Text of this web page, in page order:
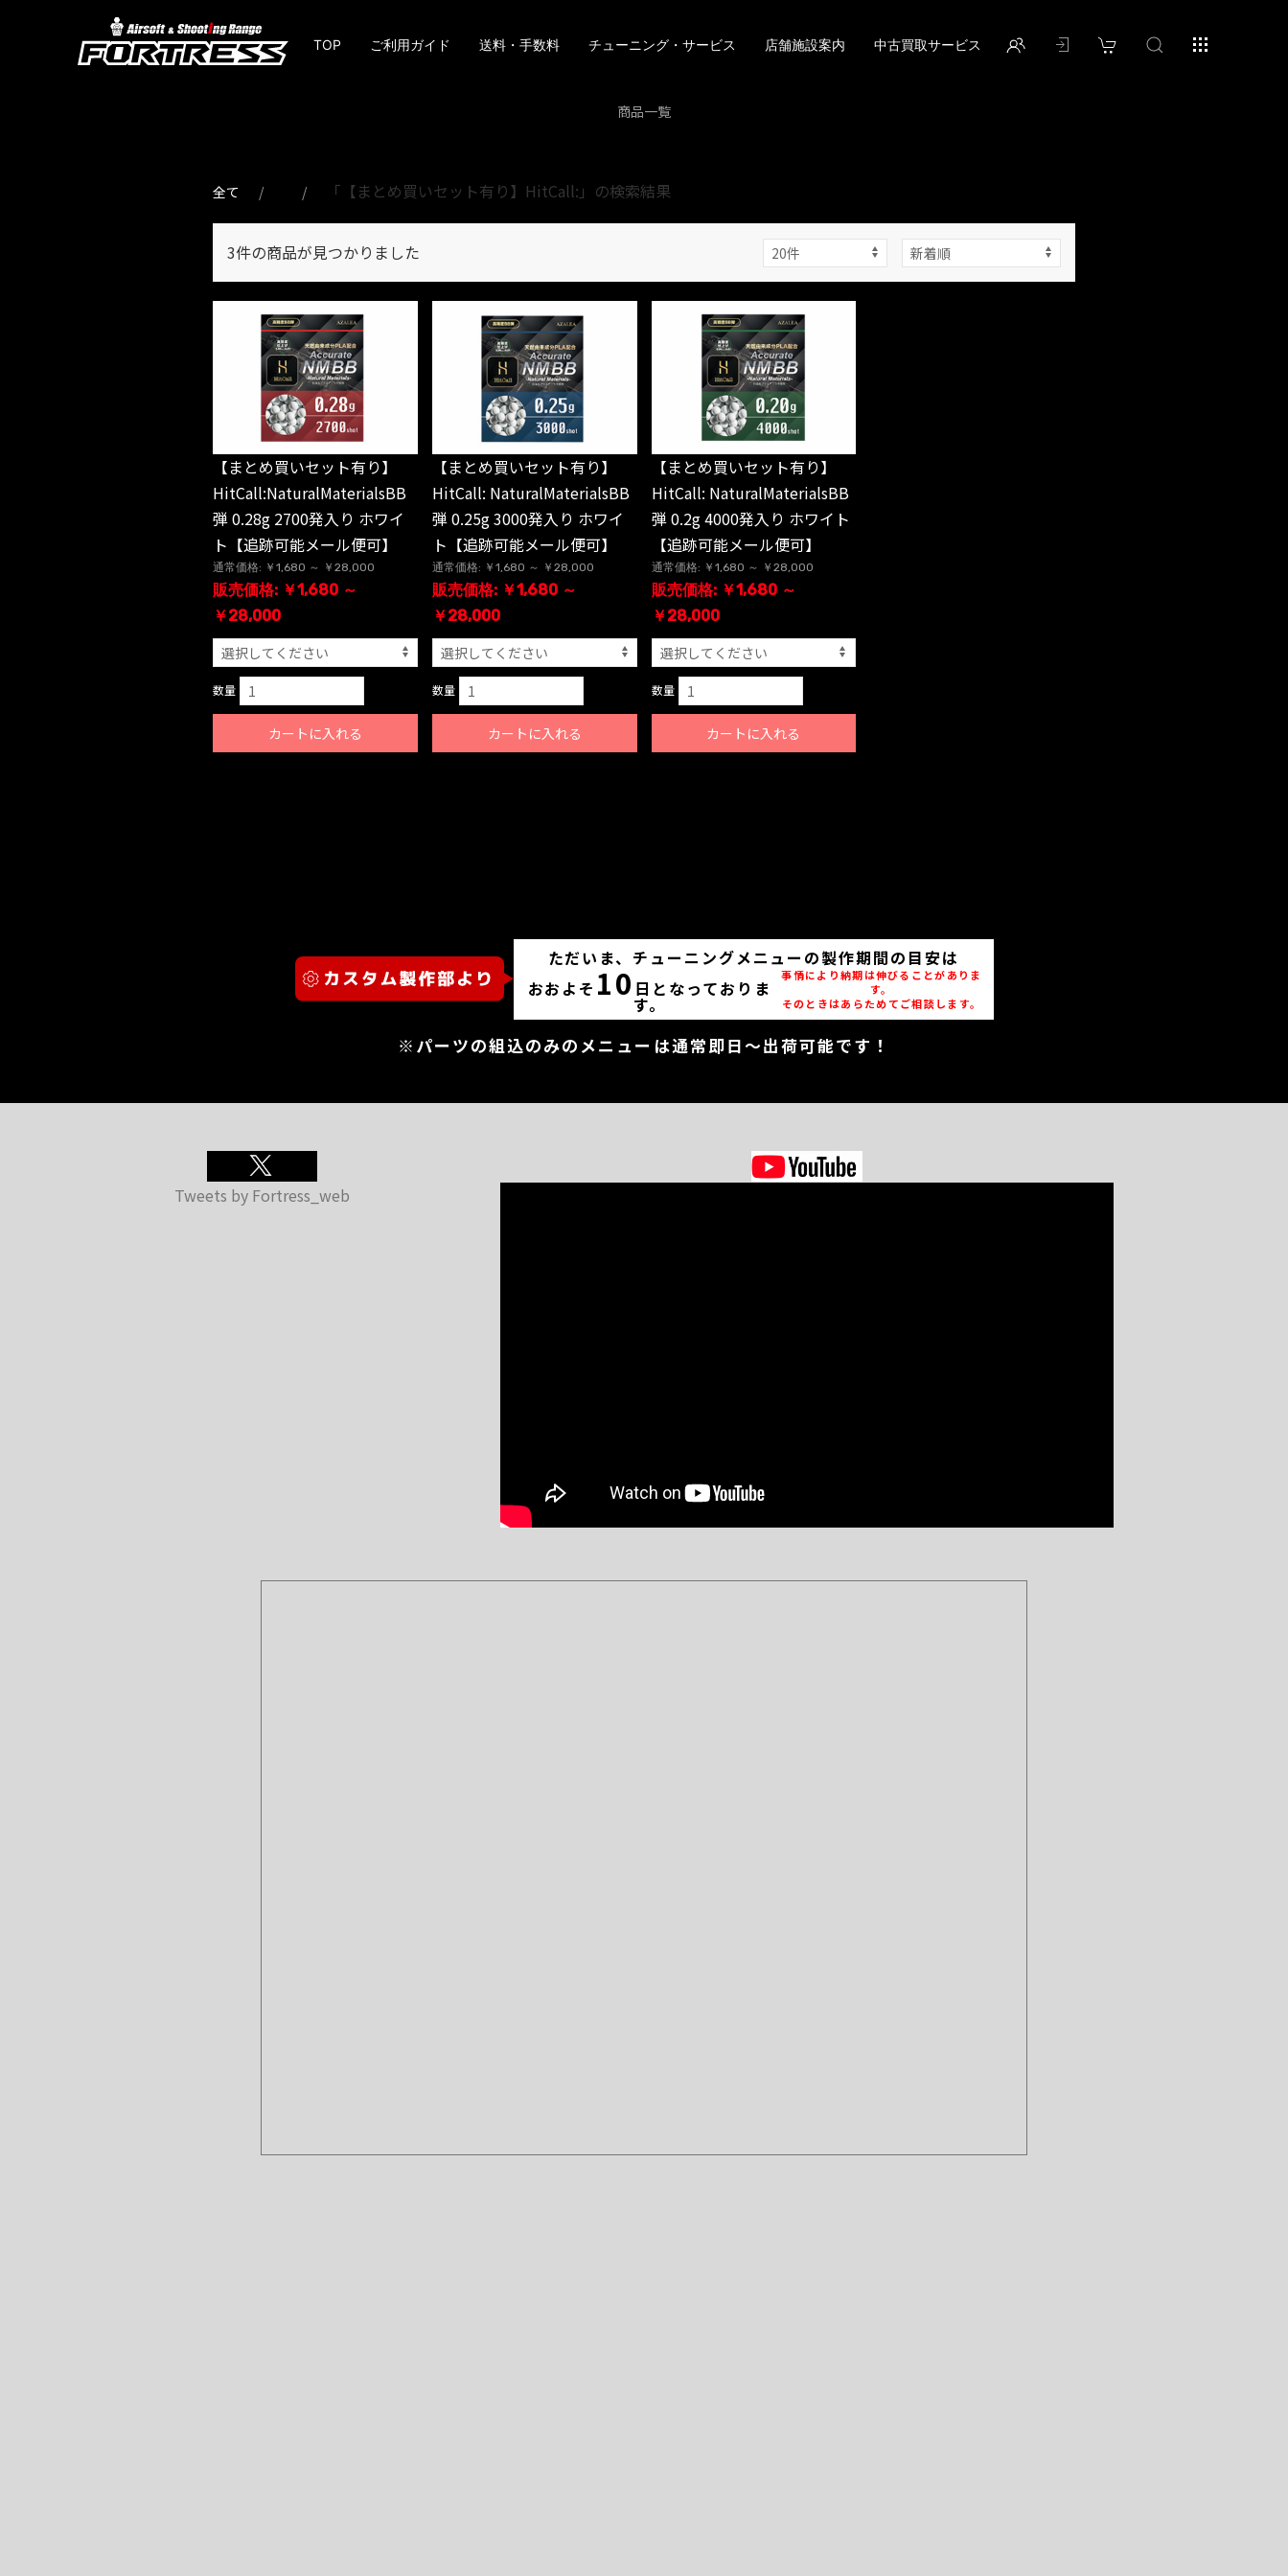
TOP ご利用ガイド 送料・手数料 チューニング・サービス 店舗施設案内 中古買取サービス
商品一覧
全て 「【まとめ買いセット有り】HitCall:」の検索結果
3件の商品が見つかりました
【まとめ買いセット有り】
HitCall:NaturalMaterialsBB
弾 0.28g 2700発入り ホワイ
ト【追跡可能メール便可】
通常価格: ￥1,680 ～ ￥28,000
販売価格: ￥1,680 ～
￥28,000
数量
カートに入れる
【まとめ買いセット有り】
HitCall: NaturalMaterialsBB
弾 0.25g 3000発入り ホワイ
ト【追跡可能メール便可】
通常価格: ￥1,680 ～ ￥28,000
販売価格: ￥1,680 ～
￥28,000
数量
カートに入れる
【まとめ買いセット有り】
HitCall: NaturalMaterialsBB
弾 0.2g 4000発入り ホワイト
【追跡可能メール便可】
通常価格: ￥1,680 ～ ￥28,000
販売価格: ￥1,680 ～
￥28,000
数量
カートに入れる
ただいま、チューニングメニューの製作期間の目安は
おおよそ 10 日となっておりま
す。
事情により納期は伸びることがありま
す。
そのときはあらためてご相談します。
※パーツの組込のみのメニューは通常即日～出荷可能です！
Tweets by Fortress_web